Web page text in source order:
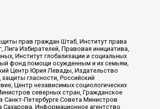
прав граждан Штаб, Институт права
Избирателей, Правовая инициатива,
Институт глобализации и социальных
фонд помощи осужденным и их семьям,
Центр Юрия Левады, Издательство
гласности, Российский
Центр независимых социологических
северных стран, Гражданское
Петербурге Совета Министров
Информационное агентство